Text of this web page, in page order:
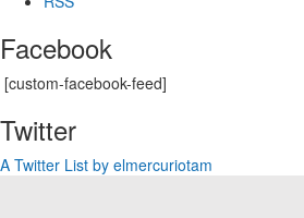
Facebook
[custom-facebook-feed]
Twitter
A Twitter List by elmercuriotam